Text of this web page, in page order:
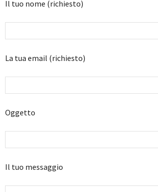
Il tuo nome (richiesto)
La tua email (richiesto)
Oggetto
Il tuo messaggio